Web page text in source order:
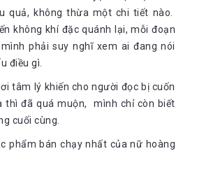
quả, không thừa một chi tiết nào.
không khí đặc quánh lại, mỗi đoạn
phải suy nghĩ xem ai đang nói
điều gì.
tâm lý khiến cho người đọc bị cuốn
thì đã quá muộn, mình chỉ còn biết
cuối cùng.
phẩm bán chạy nhất của nữ hoàng